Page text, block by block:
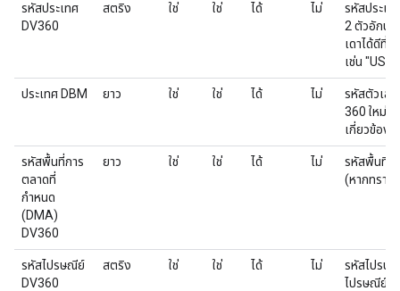
รหัสประเทศ
DV360
สตริง ใช่ ใช่ ได้ ไม่
รหัสประเ
2 ตัวอักษร
เดาได้ดีที่
เช่น "US"
ประเทศ DBM ยาว ใช่ ใช่ ได้ ไม่
รหัสตัวเล
360 ใหม่ที่
เกี่ยวข้อง
รหัสพื้นที่การ
ตลาดที่
กำหนด
(DMA)
DV360
ยาว ใช่ ใช่ ได้ ไม่
รหัสพื้นที่ก
(หากทราบ
รหัสไปรษณีย์
DV360
สตริง ใช่ ใช่ ได้ ไม่
รหัสไปรษ
ไปรษณีย์ที่